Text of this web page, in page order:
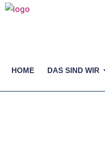
HOME DAS SIND WIR